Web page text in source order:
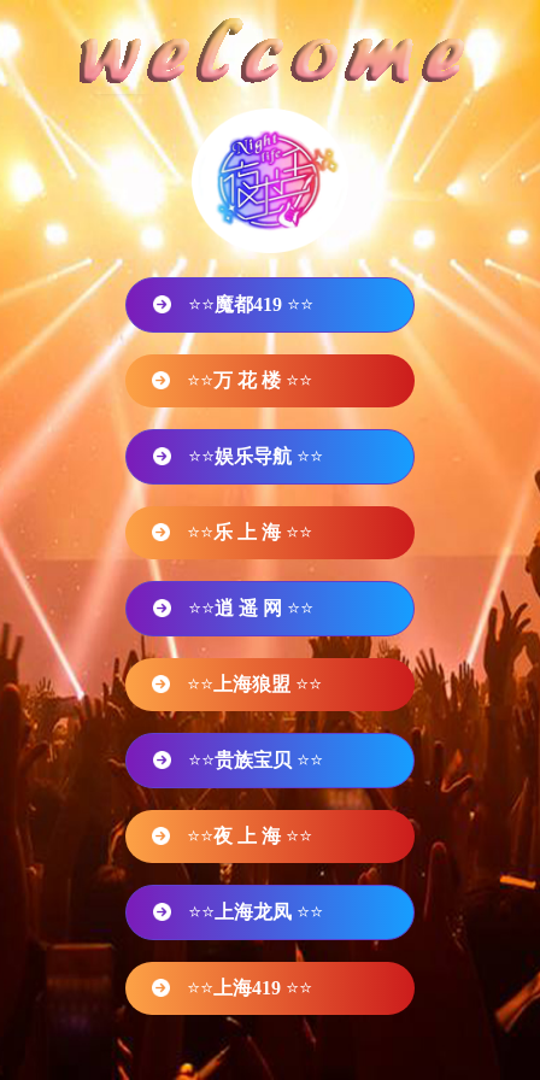
⭐⭐魔都419 ⭐⭐
⭐⭐万 花 楼 ⭐⭐
⭐⭐娱乐导航 ⭐⭐
⭐⭐乐 上 海 ⭐⭐
⭐⭐逍 遥 网 ⭐⭐
⭐⭐ 上海狼盟 ⭐⭐
⭐⭐贵族宝贝 ⭐⭐
⭐⭐夜 上 海 ⭐⭐
⭐⭐ 上海龙凤 ⭐⭐
⭐⭐ 上海419 ⭐⭐